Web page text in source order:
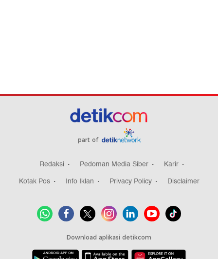
part of
Redaksi Pedoman Media Siber
Karir
Kotak Pos
Info Iklan Privacy Policy Disclaimer
Download aplikasi detikcom